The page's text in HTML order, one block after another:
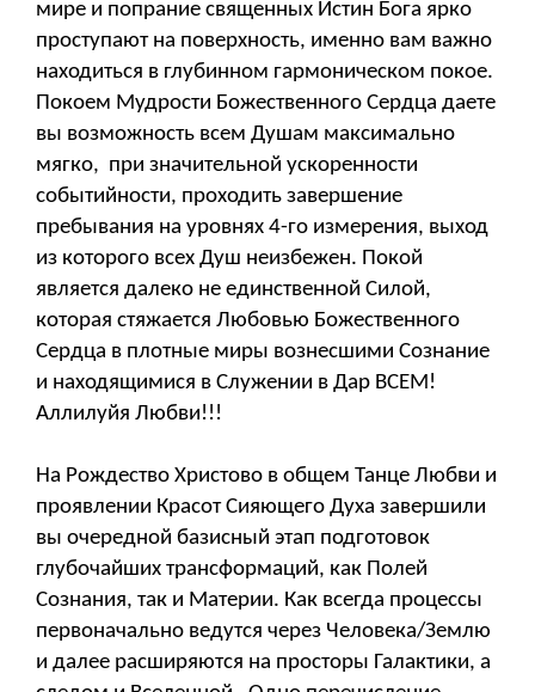
мире и попрание священных Истин Бога ярко
проступают на поверхность, именно вам важно
находиться в глубинном гармоническом покое.
Покоем Мудрости Божественного Сердца даете
вы возможность всем Душам максимально
мягко, при значительной ускоренности
событийности, проходить завершение
пребывания на уровнях 4-го измерения, выход
из которого всех Душ неизбежен. Покой
является далеко не единственной Силой,
которая стяжается Любовью Божественного
Сердца в плотные миры вознесшими Сознание
и находящимися в Служении в Дар ВСЕМ!
Аллилуйя Любви!!!
На Рождество Христово в общем Танце Любви и
проявлении Красот Сияющего Духа завершили
вы очередной базисный этап подготовок
глубочайших трансформаций, как Полей
Сознания, так и Материи. Как всегда процессы
первоначально ведутся через Человека/Землю
и далее расширяются на просторы Галактики, а